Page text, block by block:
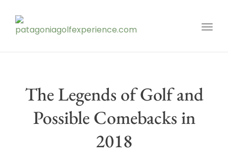
The Legends of Golf and
Possible Comebacks in
2018